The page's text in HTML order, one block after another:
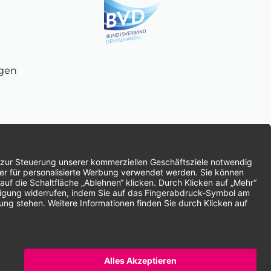
| * Alle Preise zzgl. gesetzlicher Mehrwertsteuer